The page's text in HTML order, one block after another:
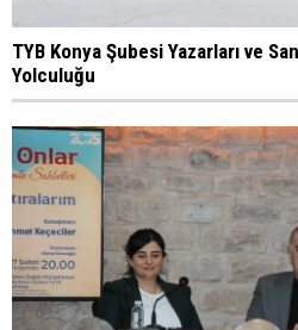
TYB Konya Şubesi Yazarları ve
Yolculuğu